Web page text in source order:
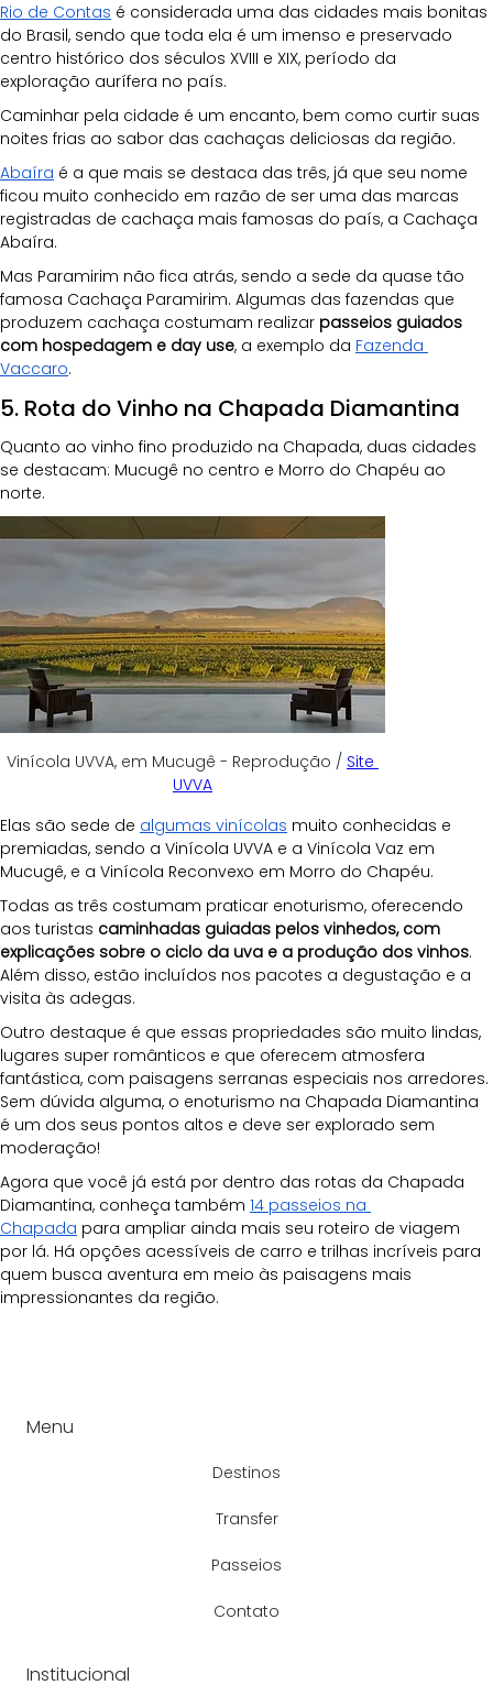
Rio de Contas é considerada uma das cidades mais bonitas
do Brasil, sendo que toda ela é um imenso e preservado
centro histórico dos séculos XVIII e XIX, período da
exploração aurífera no país.
Caminhar pela cidade é um encanto, bem como curtir suas
noites frias ao sabor das cachaças deliciosas da região.
Abaíra é a que mais se destaca das três, já que seu nome
ficou muito conhecido em razão de ser uma das marcas
registradas de cachaça mais famosas do país, a Cachaça
Abaíra.
Mas Paramirim não fica atrás, sendo a sede da quase tão
famosa Cachaça Paramirim. Algumas das fazendas que
produzem cachaça costumam realizar passeios guiados
com hospedagem e day use, a exemplo da Fazenda
Vaccaro.
5. Rota do Vinho na Chapada Diamantina
Quanto ao vinho fino produzido na Chapada, duas cidades
se destacam: Mucugê no centro e Morro do Chapéu ao
norte.
Vinícola UVVA, em Mucugê - Reprodução / Site
UVVA
Elas são sede de algumas vinícolas muito conhecidas e
premiadas, sendo a Vinícola UVVA e a Vinícola Vaz em
Mucugê, e a Vinícola Reconvexo em Morro do Chapéu.
Todas as três costumam praticar enoturismo, oferecendo
aos turistas caminhadas guiadas pelos vinhedos, com
explicações sobre o ciclo da uva e a produção dos vinhos.
Além disso, estão incluídos nos pacotes a degustação e a
visita às adegas.
Outro destaque é que essas propriedades são muito lindas,
lugares super românticos e que oferecem atmosfera
fantástica, com paisagens serranas especiais nos arredores.
Sem dúvida alguma, o enoturismo na Chapada Diamantina
é um dos seus pontos altos e deve ser explorado sem
moderação!
Agora que você já está por dentro das rotas da Chapada
Diamantina, conheça também 14 passeios na
Chapada para ampliar ainda mais seu roteiro de viagem
por lá. Há opções acessíveis de carro e trilhas incríveis para
quem busca aventura em meio às paisagens mais
impressionantes da região.
Institucional
Menu
Destinos
Transfer
Passeios
Contato